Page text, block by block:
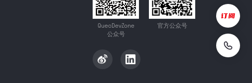
QuecDevZone
公众号
官方公众号